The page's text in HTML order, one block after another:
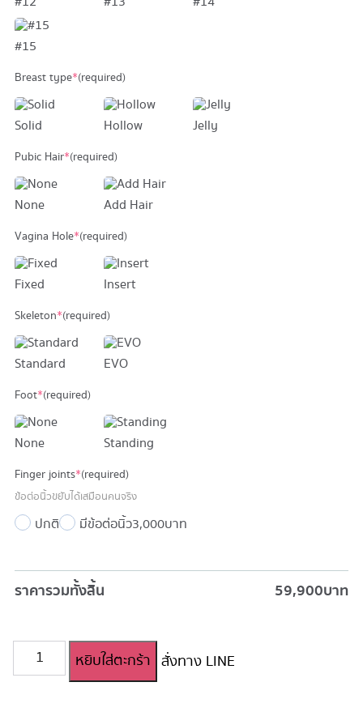
#15
Breast type*(required)
Solid Hollow Jelly
Pubic Hair*(required)
None Add Hair
Vagina Hole*(required)
Fixed Insert
Skeleton*(required)
Standard EVO
Foot*(required)
None Standing
Finger joints*(required)
ข้อต่อนิ้วขยับได้เสมือนคนจริง
ปกติ มีข้อต่อนิ้ว3,000 บาท
ราคารวมทั้งสิ้น 59,900บาท
จำนวน
ตุ๊กตา
หยิบใส่ตะกร้า สั่งทาง LINE